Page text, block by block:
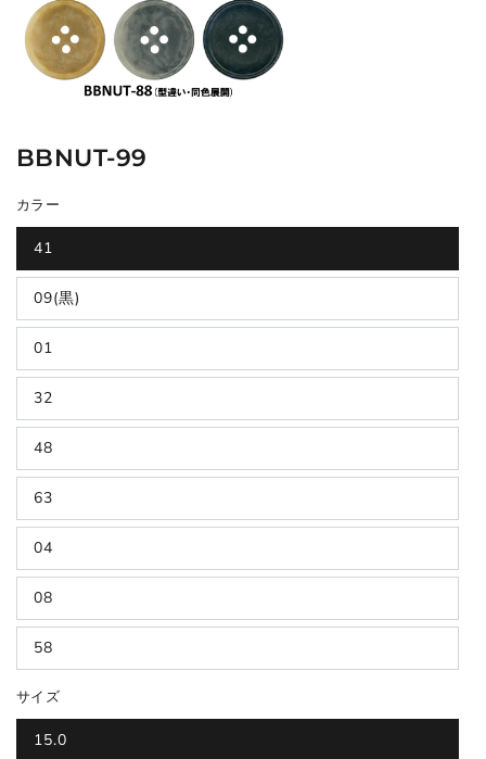
BBNUT-99
カラー
41
09(黒)
01
32
48
63
04
08
58
サイズ
15.0